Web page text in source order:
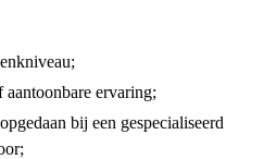
ervaring;
bij een gespecialiseerd